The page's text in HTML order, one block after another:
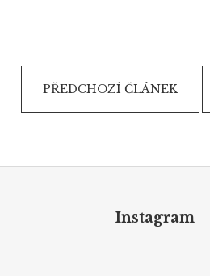
PŘEDCHOZÍ ČLÁNEK
Instagram